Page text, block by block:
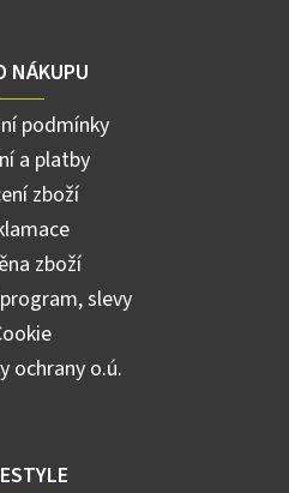
NÁKUPU
podmínky
a platby
zboží
zboží
slevy
ochrany o.ú.